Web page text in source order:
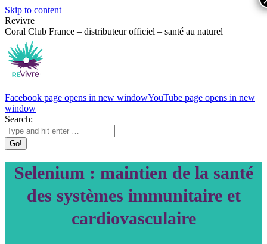
Skip to content
Revivre
Coral Club France – distributeur officiel – santé au naturel
Facebook page opens in new windowYouTube page opens in new
window
Search:
Selenium : maintien de la santé
des systèmes immunitaire et
cardiovasculaire